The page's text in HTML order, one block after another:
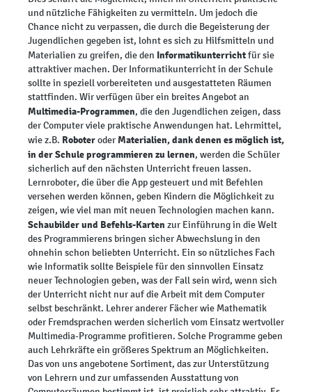
und nützliche Fähigkeiten zu vermitteln. Um jedoch die
Chance nicht zu verpassen, die durch die Begeisterung der
Jugendlichen gegeben ist, lohnt es sich zu Hilfsmitteln und
Materialien zu greifen, die den Informatikunterrichtfür sie
attraktiver machen. Der Informatikunterricht in der Schule
sollte in speziell vorbereiteten und ausgestatteten Räumen
stattfinden. Wir verfügen über ein breites Angebot an
Multimedia-Programmen, die den Jugendlichen zeigen, dass
der Computer viele praktische Anwendungen hat. Lehrmittel,
wie z.B. RoboteroderMaterialien, dank denen es möglich ist,
in der Schule programmieren zu lernen, werden die Schüler
sicherlich auf den nächsten Unterricht freuen lassen.
Lernroboter, die über die App gesteuert und mit Befehlen
versehen werden können, geben Kindern die Möglichkeit zu
zeigen, wie viel man mit neuen Technologien machen kann.
Schaubilder und Befehls-Karten zur Einführung in die Welt
des Programmierens bringen sicher Abwechslung in den
ohnehin schon beliebten Unterricht. Ein so nützliches Fach
wie Informatik sollte Beispiele für den sinnvollen Einsatz
neuer Technologien geben, was der Fall sein wird, wenn sich
der Unterricht nicht nur auf die Arbeit mit dem Computer
selbst beschränkt. Lehrer anderer Fächer wie Mathematik
oder Fremdsprachen werden sicherlich vom Einsatz wertvoller
Multimedia-Programme profitieren. Solche Programme geben
auch Lehrkräfte ein größeres Spektrum an Möglichkeiten.
Das von uns angebotene Sortiment, das zur Unterstützung
von Lehrern und zur umfassenden Ausstattung von